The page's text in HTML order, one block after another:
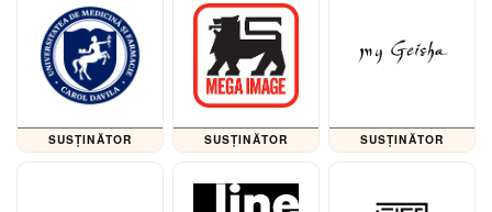
SUSȚINĂTOR SUSȚINĂTOR SUSȚINĂTOR